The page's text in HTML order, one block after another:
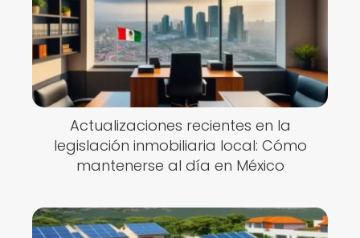
Actualizaciones recientes en la
legislación inmobiliaria local: Cómo
mantenerse al día en México